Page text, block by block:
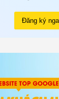
Đăng ký